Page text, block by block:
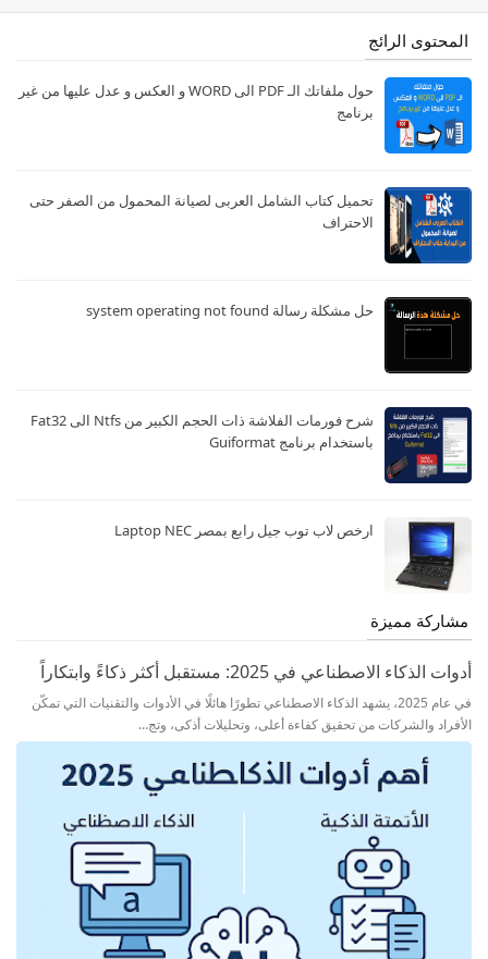
المحتوى الرائج
حول ملفاتك الـ PDF الى WORD و العكس و عدل عليها من غير
برنامج
تحميل كتاب الشامل العربى لصيانة المحمول من الصفر حتى
الاحتراف
حل مشكلة رسالة system operating not found
شرح فورمات الفلاشة ذات الحجم الكبير من Ntfs الى Fat32
باستخدام برنامج Guiformat
ارخص لاب توب جيل رابع بمصر Laptop NEC
مشاركة مميزة
أدوات الذكاء الاصطناعي في 2025: مستقبل أكثر ذكاءً وابتكاراً
في عام 2025، يشهد الذكاء الاصطناعي تطورًا هائلًا في الأدوات والتقنيات التي تمكّن
الأفراد والشركات من تحقيق كفاءة أعلى، وتحليلات أذكى، وتج…